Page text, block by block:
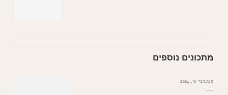
מתכונים נוספים
ספטמבר 18, 2024